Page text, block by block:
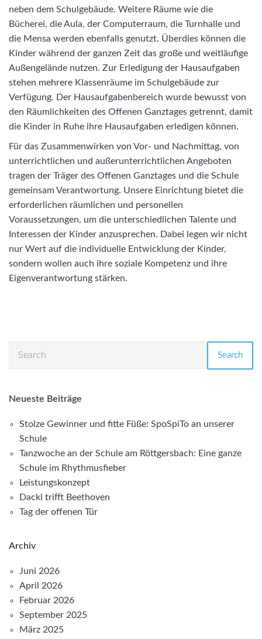
neben dem Schulgebäude. Weitere Räume wie die
Bücherei, die Aula, der Computerraum, die Turnhalle und
die Mensa werden ebenfalls genutzt. Überdies können die
Kinder während der ganzen Zeit das große und weitläufige
Außengelände nutzen. Zur Erledigung der Hausaufgaben
stehen mehrere Klassenräume im Schulgebäude zur
Verfügung. Der Hausaufgabenbereich wurde bewusst von
den Räumlichkeiten des Offenen Ganztages getrennt, damit
die Kinder in Ruhe ihre Hausaufgaben erledigen können.
Für das Zusammenwirken von Vor- und Nachmittag, von
unterrichtlichen und außerunterrichtlichen Angeboten
tragen der Träger des Offenen Ganztages und die Schule
gemeinsam Verantwortung. Unsere Einrichtung bietet die
erforderlichen räumlichen und personellen
Voraussetzungen, um die unterschiedlichen Talente und
Interessen der Kinder anzusprechen. Dabei legen wir nicht
nur Wert auf die individuelle Entwicklung der Kinder,
sondern wollen auch ihre soziale Kompetenz und ihre
Eigenverantwortung stärken.
Search
Neueste Beiträge
Stolze Gewinner und fitte Füße: SpoSpiTo an unserer
Schule
Tanzwoche an der Schule am Röttgersbach: Eine ganze
Schule im Rhythmusfieber
Leistungskonzept
Dackl trifft Beethoven
Tag der offenen Tür
Archiv
Juni 2026
April 2026
Februar 2026
September 2025
März 2025